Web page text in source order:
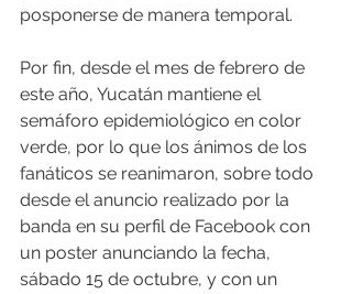
posponerse de manera temporal.
Por fin, desde el mes de febrero de
este año, Yucatán mantiene el
semáforo epidemiológico en color
verde, por lo que los ánimos de los
fanáticos se reanimaron, sobre todo
desde el anuncio realizado por la
banda en su perfil de Facebook con
un poster anunciando la fecha,
sábado 15 de octubre, y con un